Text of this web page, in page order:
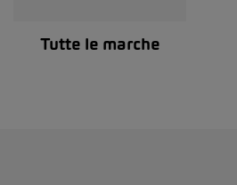
Tutte le marche